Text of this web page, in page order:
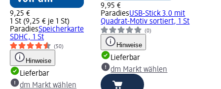
9,25 €
1 St (9,25 € je 1 St)
ParadiesSpeicherkarte
SDHC, 1 St
(50)
Hinweise
Lieferbar
dm Markt wählen
9,95 €
ParadiesUSB-Stick 3.0 mit
Quadrat-Motiv sortiert, 1 St
(0)
Hinweise
Lieferbar
dm Markt wählen